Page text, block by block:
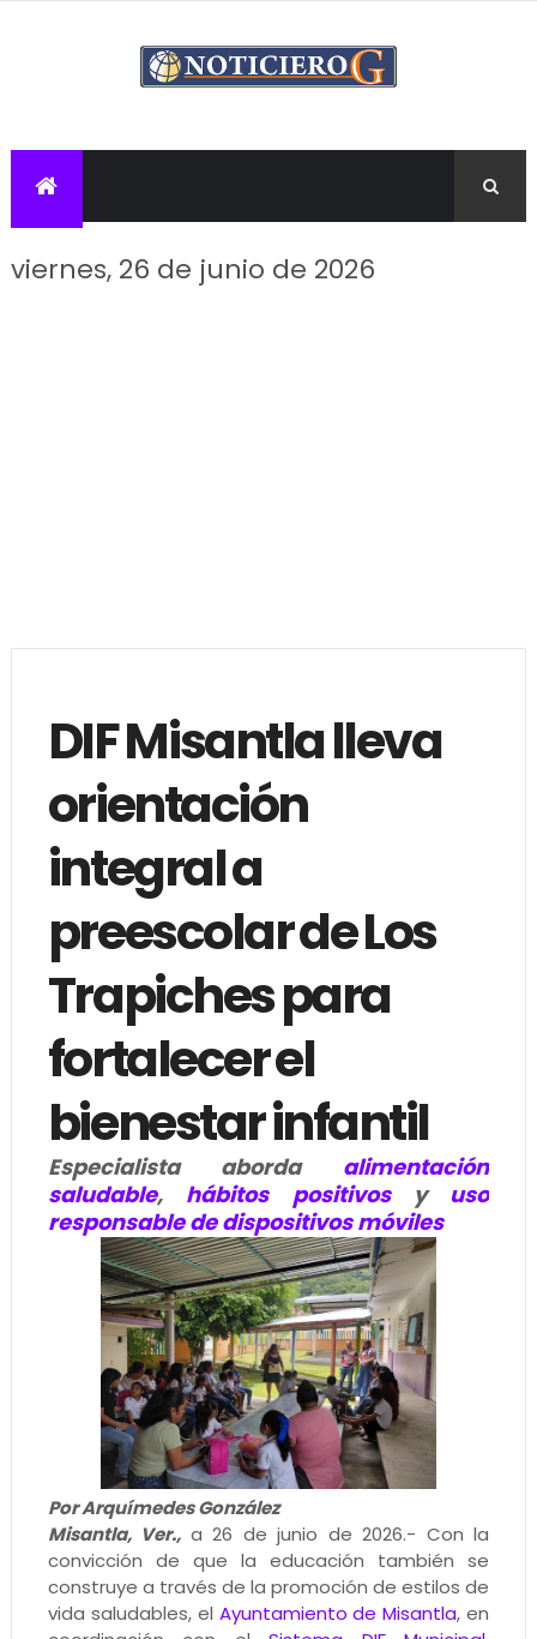
viernes, 26 de junio de 2026
DIF Misantla lleva
orientación
integral a
preescolar de Los
Trapiches para
fortalecer el
bienestar infantil
Especialista aborda alimentación
saludable, hábitos positivosy uso
responsable de dispositivos móviles
Por Arquímedes González
Misantla, Ver., a 26 de junio de 2026.- Con la
convicción de que la educación también se
construye a través de la promoción de estilos de
vida saludables, el Ayuntamiento de Misantla, en